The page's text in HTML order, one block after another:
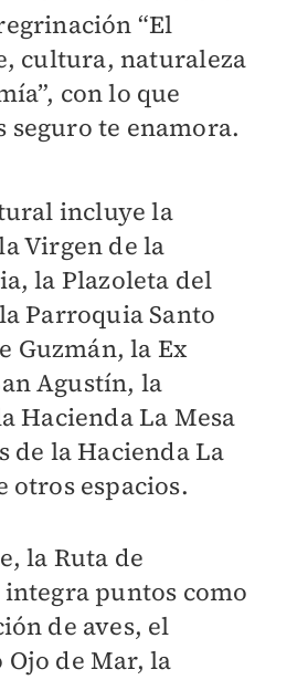
“El
cultura, naturaleza
con lo que
seguro te enamora.
incluye la
Virgen de la
la Plazoleta del
Parroquia Santo
Guzmán, la Ex
Agustín, la
Hacienda La Mesa
de la Hacienda La
otros espacios.
la Ruta de
puntos como
de aves, el
de Mar, la